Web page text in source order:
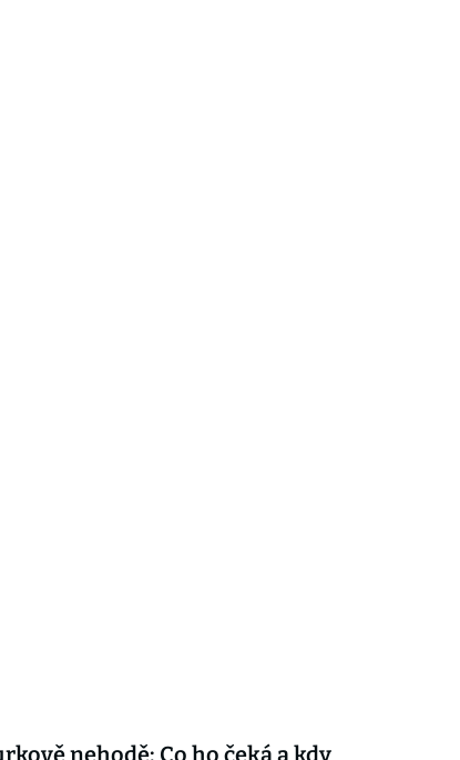
nehodě: Co ho čeká a kdy